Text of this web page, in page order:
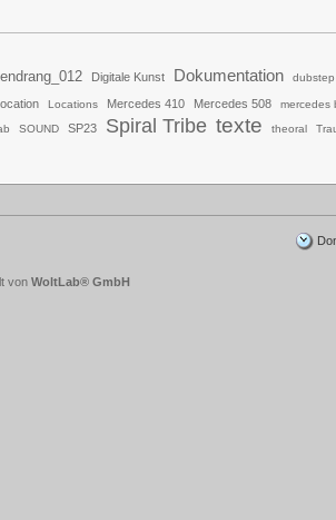
Digitale Kunst Dokumentation dubstep
Locations Mercedes 410 Mercedes 508 mercedes
SOUND SP23 Spiral Tribe texte theoral
von WoltLab® GmbH